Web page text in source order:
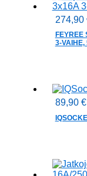
274,90
FEYREE
3-VAIHE,
89,90 €